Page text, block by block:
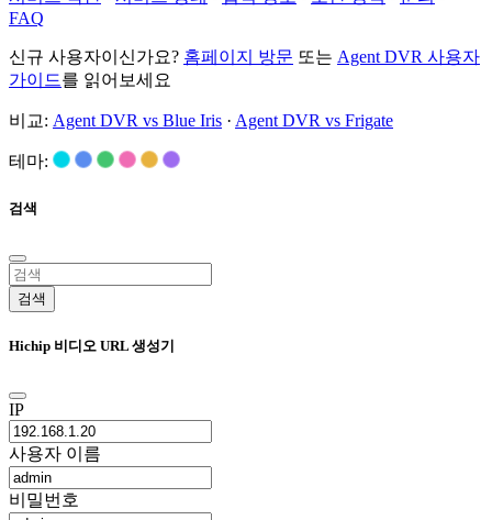
FAQ
신규 사용자이신가요? 홈페이지 방문 또는 Agent DVR 사용자
가이드를 읽어보세요
비교: Agent DVR vs Blue Iris · Agent DVR vs Frigate
테마:
검색
검색
Hichip 비디오 URL 생성기
IP
사용자 이름
비밀번호